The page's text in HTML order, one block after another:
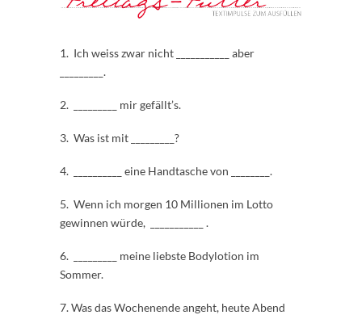
1. Ich weiss zwar nicht ___________ aber
_________.
2. _________ mir gefällt’s.
3. Was ist mit _________?
4. __________ eine Handtasche von ________.
5. Wenn ich morgen 10 Millionen im Lotto
gewinnen würde, ___________ .
6. _________ meine liebste Bodylotion im
Sommer.
7. Was das Wochenende angeht, heute Abend